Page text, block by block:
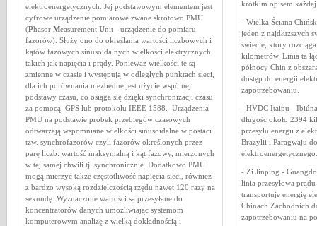
elektroenergetycznych. Jej podstawowym elementem jest
cyfrowe urządzenie pomiarowe zwane skrótowo PMU
(Phasor Measurement Unit - urządzenie do pomiaru
fazorów). Służy ono do określania wartości liczbowych i
kątów fazowych sinusoidalnych wielkości elektrycznych
takich jak napięcia i prądy. Ponieważ wielkości te są
zmienne w czasie i występują w odległych punktach sieci,
dla ich porównania niezbędne jest użycie wspólnej
podstawy czasu, co osiąga się dzięki synchronizacji czasu
za pomocą GPS lub protokołu IEEE 1588. Urządzenia
PMU na podstawie próbek przebiegów czasowych
odtwarzają wspomniane wielkości sinusoidalne w postaci
tzw. synchrofazorów czyli fazorów określonych przez
parę liczb: wartość maksymalną i kąt fazowy, mierzonych
w tej samej chwili tj. synchronicznie. Dodatkowo PMU
mogą mierzyć także częstotliwość napięcia sieci, również
z bardzo wysoką rozdzielczością rzędu nawet 120 razy na
sekundę. Wyznaczone wartości są przesyłane do
koncentratorów danych umożliwiając systemom
komputerowym analizę z wielką dokładnością i
krótkim opisem
- Wielka Ściana
jeden z najdłuższych
świecie, który
kilometrów. Linia ta
północy Chin z
dostęp do energii
zapotrzebowaniu.
- HVDC Itaipu -
długość około 2394
przesyłu energii z
Brazylii i Paragwaju
elektroenergetycznego.
- Zi Jinping -
linia przesyłowa
transportuje energię
Chinach Zachodnich
zapotrzebowaniu na